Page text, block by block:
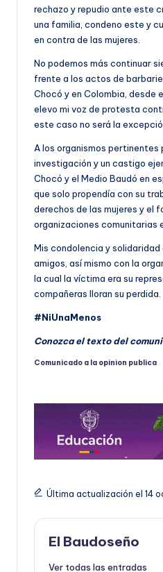
rechazo y repudio ante este
una familia, condeno este y
en contra de las mujeres.
No podemos más continuar
frente a los actos de
Chocó y en Colombia, desde
elevo mi voz de protesta
este caso no será la
A los organismos pertinentes
investigación y un castigo
Chocó y el Medio Baudó en
que solo propendía con su
derechos de las mujeres y el
organizaciones comunitarias
Mis condolencia y
amigos, así mismo con la
la cual la víctima era su
compañeras lloran su perdida.
#NiUnaMenos
Conozca el texto del
Comunicado a la opinion publica
Última actualización el 14
El Baudoseño
Ver todas las entradas